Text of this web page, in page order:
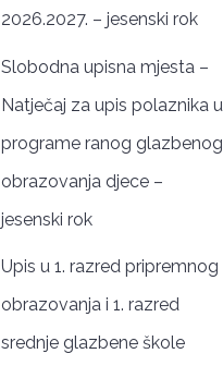
2026.2027. – jesenski rok
Slobodna upisna mjesta –
Natječaj za upis polaznika u
programe ranog glazbenog
obrazovanja djece –
jesenski rok
Upis u 1. razred pripremnog
obrazovanja i 1. razred
srednje glazbene škole